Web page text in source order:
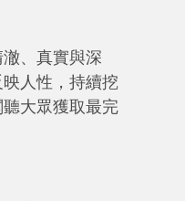
、真實與深
人性，持續挖
大眾獲取最完